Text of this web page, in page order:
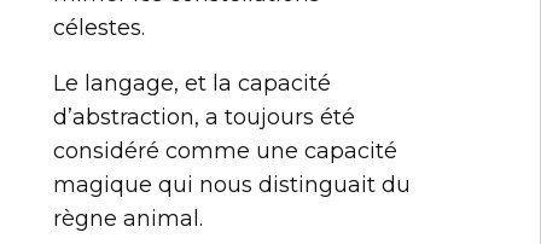
célestes.
Le langage, et la capacité
d’abstraction, a toujours été
considéré comme une capacité
magique qui nous distinguait du
règne animal.